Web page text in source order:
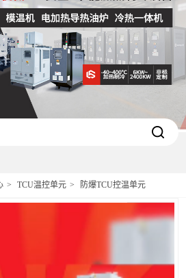
TCU温控单元 防爆TCU控温单元